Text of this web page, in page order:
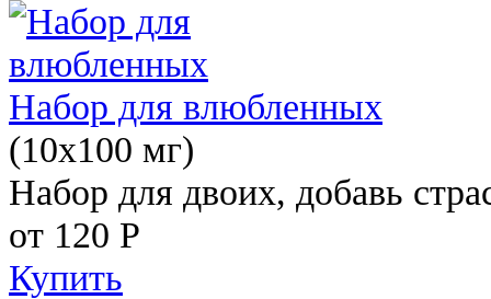
Набор для влюбленных
(10х100 мг)
Набор для двоих, добавь
от 120 Р
Купить